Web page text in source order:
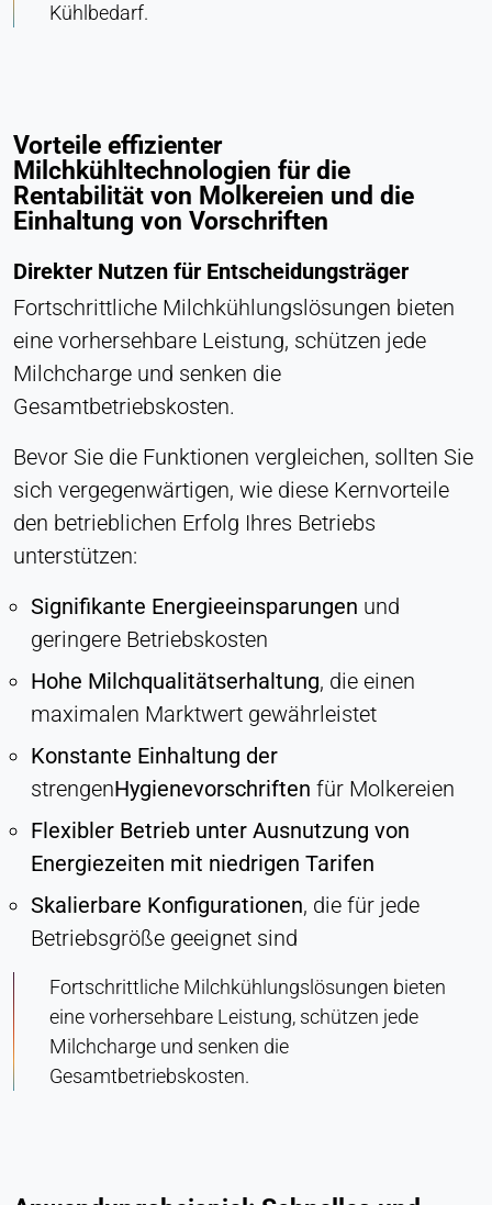
Kühlbedarf.
Vorteile effizienter
Milchkühltechnologien für die
Rentabilität von Molkereien und die
Einhaltung von Vorschriften
Direkter Nutzen für Entscheidungsträger
Fortschrittliche Milchkühlungslösungen bieten
eine vorhersehbare Leistung, schützen jede
Milchcharge und senken die
Gesamtbetriebskosten.
Bevor Sie die Funktionen vergleichen, sollten Sie
sich vergegenwärtigen, wie diese Kernvorteile
den betrieblichen Erfolg Ihres Betriebs
unterstützen:
Signifikante Energieeinsparungen und
geringere Betriebskosten
Hohe Milchqualitätserhaltung, die einen
maximalen Marktwert gewährleistet
Konstante Einhaltung der
strengenHygienevorschriften für Molkereien
Flexibler Betrieb unter Ausnutzung von
Energiezeiten mit niedrigen Tarifen
Skalierbare Konfigurationen, die für jede
Betriebsgröße geeignet sind
Fortschrittliche Milchkühlungslösungen bieten
eine vorhersehbare Leistung, schützen jede
Milchcharge und senken die
Gesamtbetriebskosten.